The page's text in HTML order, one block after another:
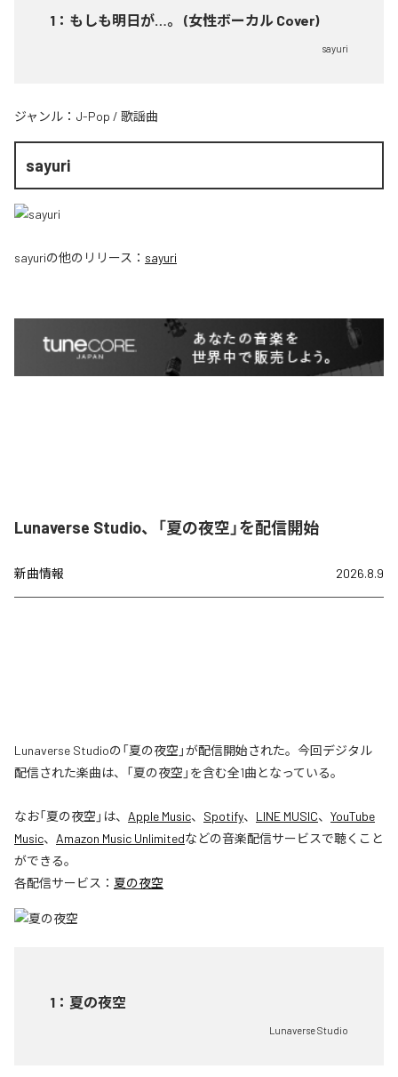
1 ： もしも明日が…。 (女性ボーカル Cover)
sayuri
ジャンル： J-Pop / 歌謡曲
sayuri
sayuriの他のリリース： sayuri
Lunaverse Studio、「夏の夜空」を配信開始
新曲情報 2026.8.9
Lunaverse Studioの「夏の夜空」が配信開始された。今回デジタル
配信された楽曲は、「夏の夜空」を含む全1曲となっている。
なお「夏の夜空 」は、 Apple Music、 Spotify、 LINE MUSIC、 YouTube
Music、 Amazon Music Unlimitedなどの音楽配信サービスで聴くこと
ができる。
各配信サービス： 夏の夜空
1 ： 夏の夜空
Lunaverse Studio